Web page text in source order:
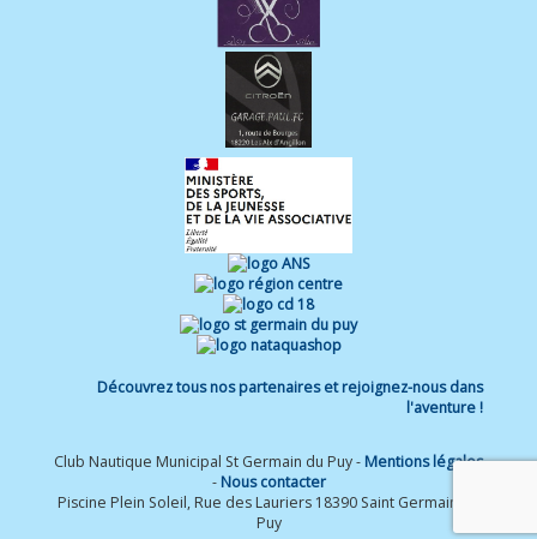
Découvrez tous nos partenaires et rejoignez-nous dans
l'aventure !
Club Nautique Municipal St Germain du Puy - Mentions légales
- Nous contacter
Piscine Plein Soleil, Rue des Lauriers 18390 Saint Germain du
Puy